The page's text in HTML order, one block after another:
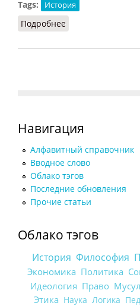
Tags:
История
Подробнее
Навигация
Алфавитный справочник
Вводное слово
Облако тэгов
Последние обновления
Прочие статьи
Облако тэгов
История Философия
Экономика Политика
Идеология Право
Этика Наука Логика